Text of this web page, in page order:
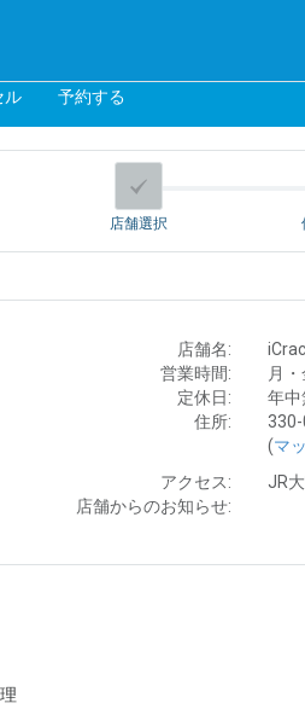
ル 予約する
店舗選択
店舗名:
営業時間:
月
定休日:
年中
住所:
330-
(マ
アクセス:
JR
店舗からのお知らせ: